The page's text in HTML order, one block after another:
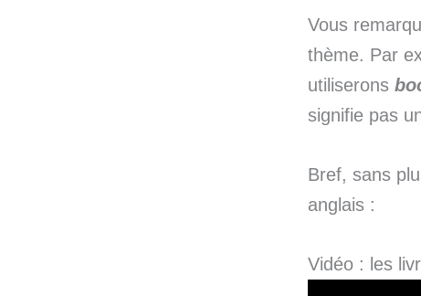
Vous
thème. Par
utiliserons
signifie pas
Bref, sans
anglais :
Vidéo : les